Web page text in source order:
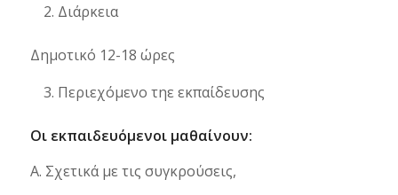
Διάρκεια
Δημοτικό 12-18 ώρες
Περιεχόμενο τηε εκπαίδευσης
Οι εκπαιδευόμενοι μαθαίνουν:
Α. Σχετικά με τις συγκρούσεις,